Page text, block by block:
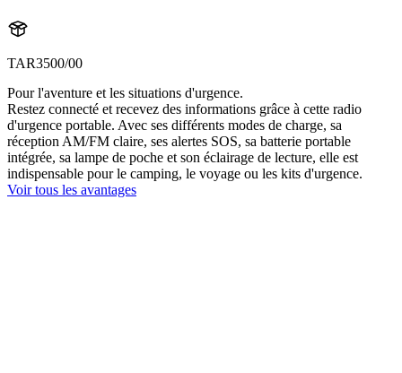
TAR3500/00
Pour l'aventure et les situations d'urgence.
Restez connecté et recevez des informations grâce à cette radio
d'urgence portable. Avec ses différents modes de charge, sa
réception AM/FM claire, ses alertes SOS, sa batterie portable
intégrée, sa lampe de poche et son éclairage de lecture, elle est
indispensable pour le camping, le voyage ou les kits d'urgence.
Voir tous les avantages